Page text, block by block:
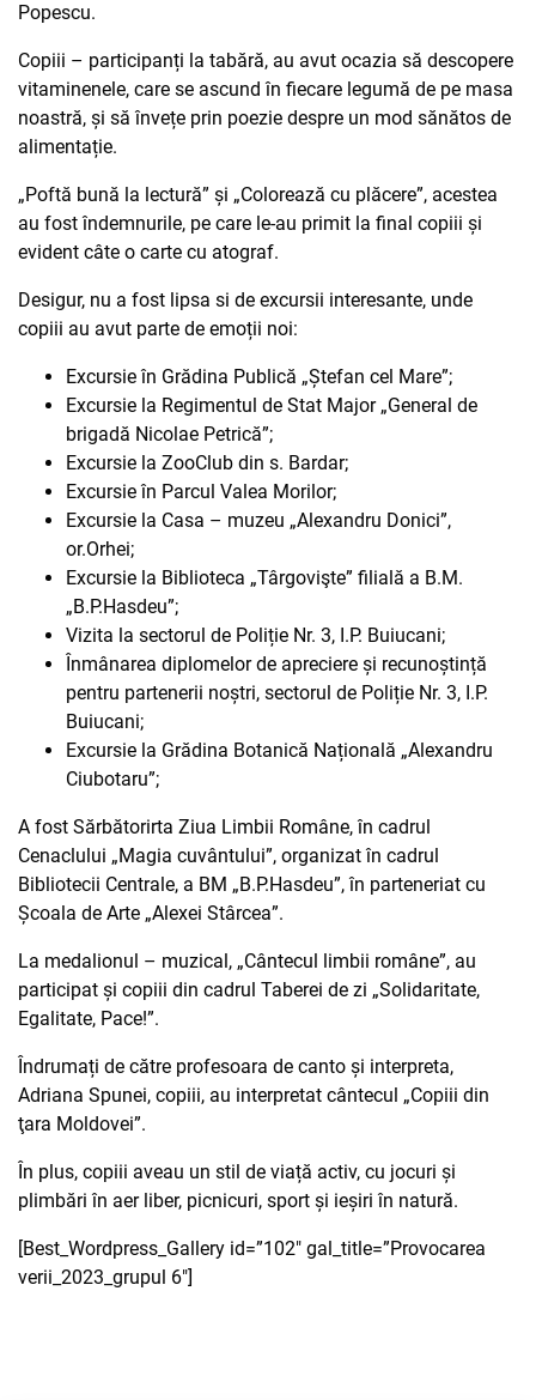
Popescu.
Copiii – participanți la tabără, au avut ocazia să descopere
vitaminenele, care se ascund în fiecare legumă de pe masa
noastră, și să învețe prin poezie despre un mod sănătos de
alimentație.
„Poftă bună la lectură” și „Colorează cu plăcere”, acestea
au fost îndemnurile, pe care le-au primit la final copiii și
evident câte o carte cu atograf.
Desigur, nu a fost lipsa si de excursii interesante, unde
copiii au avut parte de emoții noi:
Excursie în Grădina Publică „Ștefan cel Mare”;
Excursie la Regimentul de Stat Major „General de
brigadă Nicolae Petrică”;
Excursie la ZooClub din s. Bardar;
Excursie în Parcul Valea Morilor;
Excursie la Casa – muzeu „Alexandru Donici”,
or.Orhei;
Excursie la Biblioteca „Târgovişte” filială a B.M.
„B.P.Hasdeu”;
Vizita la sectorul de Poliție Nr. 3, I.P. Buiucani;
Înmânarea diplomelor de apreciere și recunoștință
pentru partenerii noștri, sectorul de Poliție Nr. 3, I.P.
Buiucani;
Excursie la Grădina Botanică Națională „Alexandru
Ciubotaru”;
A fost Sărbătorirta Ziua Limbii Române, în cadrul
Cenaclului „Magia cuvântului”, organizat în cadrul
Bibliotecii Centrale, a BM „B.P.Hasdeu”, în parteneriat cu
Școala de Arte „Alexei Stârcea”.
La medalionul – muzical, „Cântecul limbii române”, au
participat și copiii din cadrul Taberei de zi „Solidaritate,
Egalitate, Pace!”.
Îndrumați de către profesoara de canto și interpreta,
Adriana Spunei, copiii, au interpretat cântecul „Copiii din
ţara Moldovei”.
În plus, copiii aveau un stil de viață activ, cu jocuri și
plimbări în aer liber, picnicuri, sport și ieșiri în natură.
[Best_Wordpress_Gallery id=”102″ gal_title=”Provocarea
verii_2023_grupul 6″]